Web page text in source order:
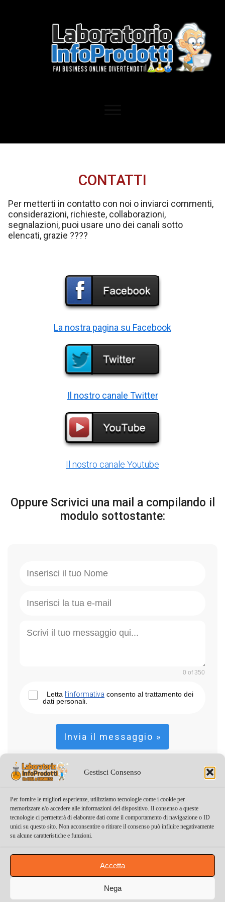
Gestisci Consenso
Per fornire le migliori esperienze, utilizziamo tecnologie come i cookie per
memorizzare e/o accedere alle informazioni del dispositivo. Il consenso a queste
tecnologie ci permetterà di elaborare dati come il comportamento di navigazione o ID
unici su questo sito. Non acconsentire o ritirare il consenso può influire negativamente
su alcune caratteristiche e funzioni.
Accetta
Nega
CONTATTI
Per metterti in contatto con noi o inviarci commenti,
considerazioni, richieste, collaborazioni,
segnalazioni, puoi usare uno dei canali sotto
elencati, grazie ????
La nostra pagina su Facebook
Il nostro canale Twitter
Il nostro canale Youtube
Oppure Scrivici una mail a compilando il
modulo sottostante:
0 of 350
Letta l’informativa consento al trattamento dei
dati personali
Invia il messaggio »
« Torna alla pagina precedente
Copyright 2008-2017 - LakshmiHouse Ltd MT20943929 - All
Rights Reserved